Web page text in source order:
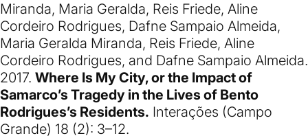
Miranda, Maria Geralda, Reis Friede, Aline
Cordeiro Rodrigues, Dafne Sampaio Almeida,
Maria Geralda Miranda, Reis Friede, Aline
Cordeiro Rodrigues, and Dafne Sampaio Almeida.
2017. Where Is My City, or the Impact of
Samarco’s Tragedy in the Lives of Bento
Rodrigues’s Residents. Interações (Campo
Grande) 18 (2): 3–12.